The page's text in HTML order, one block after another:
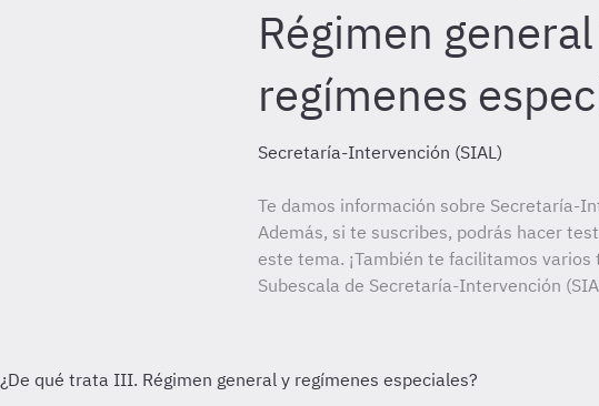
Régimen
regímenes
Secretaría-Intervención (SIAL)
Te damos información sobre Secretaría-
Además, si te suscribes, podrás hacer
este tema. ¡También te facilitamos
Subescala de Secretaría-Intervención